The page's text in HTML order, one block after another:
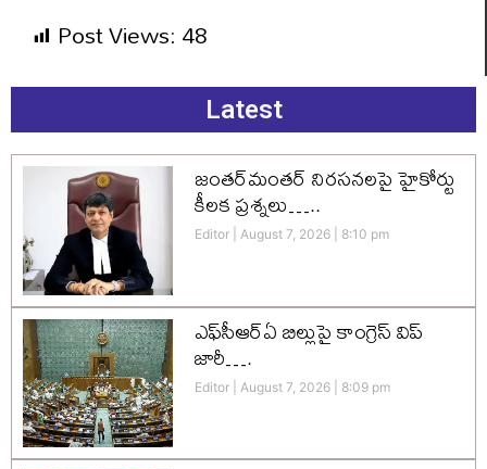
Post Views:48
Latest
జంతర్‌మంతర్ నిరసనలపై హైకోర్టు
కీలక ప్రశ్నలు…..
Editor August 7, 2026 8:10 pm
ఎఫ్‌సీఆర్‌ఏ బిల్లుపై కాంగ్రెస్ విప్
జారీ….
Editor August 7, 2026 8:09 pm